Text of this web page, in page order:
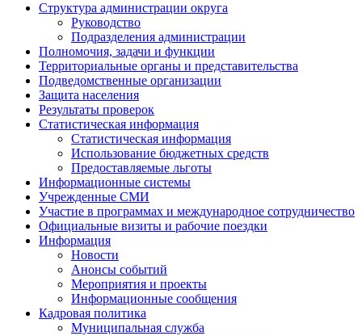
Структура администрации округа
Руководство
Подразделения администрации
Полномочия, задачи и функции
Территориальные органы и представительства
Подведомственные организации
Защита населения
Результаты проверок
Статистическая информация
Статистическая информация
Использование бюджетных средств
Предоставляемые льготы
Информационные системы
Учрежденные СМИ
Участие в программах и международное сотрудничество
Официальные визиты и рабочие поездки
Информация
Новости
Анонсы событий
Мероприятия и проекты
Информационные сообщения
Кадровая политика
Муниципальная служба